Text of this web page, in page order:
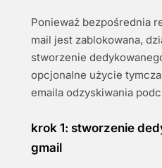
Ponieważ bezpośrednia
mail jest zablokowana,
stworzenie
opcjonalne użycie
emaila odzyskiwania
krok 1: stworzenie
gmail